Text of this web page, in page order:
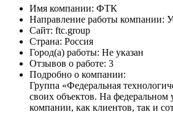
Имя компании: ФТК
Направление работы компании:
Сайт: ftc.group
Страна: Россия
Город(а) работы: Не указан
Отзывов о работе: 3
Подробно о компании:
Группа «Федеральная
своих объектов. На
компании, как клиентов, так и